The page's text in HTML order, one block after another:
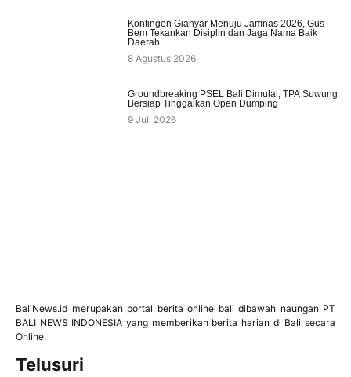
Kontingen Gianyar Menuju Jamnas 2026, Gus
Bem Tekankan Disiplin dan Jaga Nama Baik
Daerah
8 Agustus 2026
Groundbreaking PSEL Bali Dimulai, TPA Suwung
Bersiap Tinggalkan Open Dumping
9 Juli 2026
BaliNews.id merupakan portal berita online bali dibawah naungan PT
BALI NEWS INDONESIA yang memberikan berita harian di Bali secara
Online.
Telusuri